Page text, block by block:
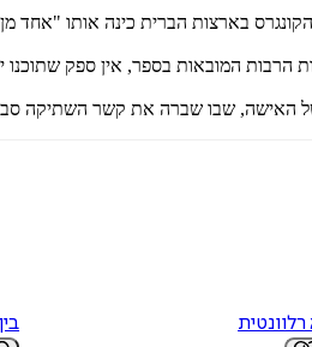
בארצות הברית כינה אותו "אחד מן
המובאות בספר, אין ספק שתוכנו